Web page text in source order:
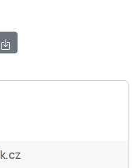
pískovcová socha